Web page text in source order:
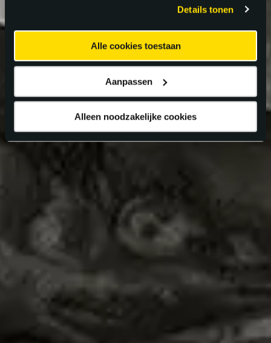
Details tonen
Alle cookies toestaan
Aanpassen
Alleen noodzakelijke cookies